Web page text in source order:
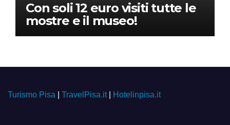
Con soli 12 euro visiti tutte le
mostre e il museo!
Turismo Pisa TravelPisa.it| Hotelinpisa.it